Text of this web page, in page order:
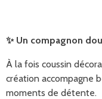
✨Un compagnon
À la fois coussin
création accompagne
moments de détente.